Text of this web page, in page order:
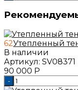
62Утепленный
В наличии
Артикул: SV08371
90 000 Р
-